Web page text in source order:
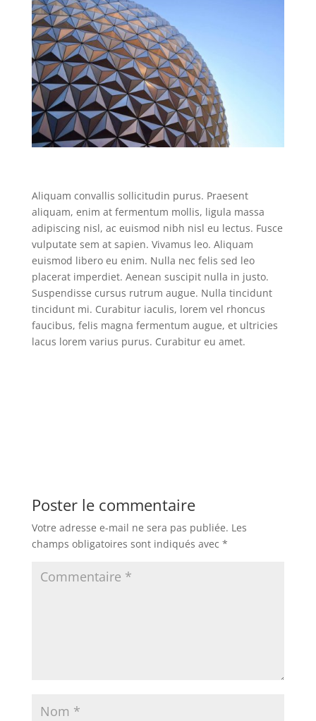
Aliquam convallis sollicitudin purus. Praesent
aliquam, enim at fermentum mollis, ligula massa
adipiscing nisl, ac euismod nibh nisl eu lectus. Fusce
vulputate sem at sapien. Vivamus leo. Aliquam
euismod libero eu enim. Nulla nec felis sed leo
placerat imperdiet. Aenean suscipit nulla in justo.
Suspendisse cursus rutrum augue. Nulla tincidunt
tincidunt mi. Curabitur iaculis, lorem vel rhoncus
faucibus, felis magna fermentum augue, et ultricies
lacus lorem varius purus. Curabitur eu amet.
Poster le commentaire
Votre adresse e-mail ne sera pas publiée. Les
champs obligatoires sont indiqués avec *